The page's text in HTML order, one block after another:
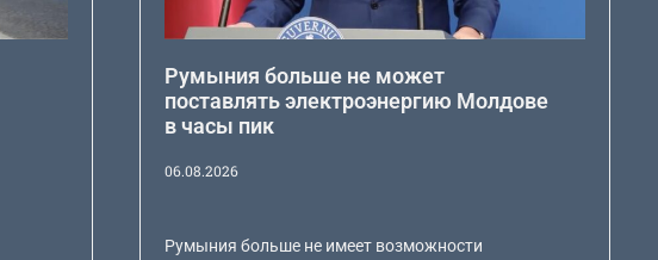
Румыния больше не может
поставлять электроэнергию Молдове
в часы пик
06.08.2026
Румыния больше не имеет возможности